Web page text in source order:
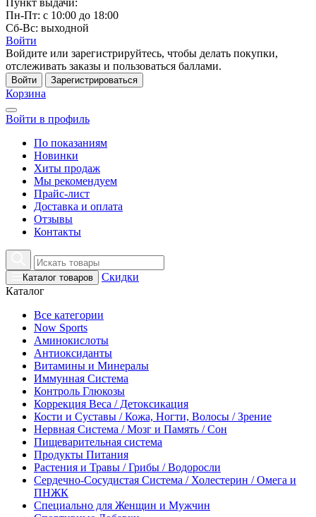
Пункт выдачи:
Пн-Пт: с 10:00 до 18:00
Сб-Вс: выходной
Войти
Войдите или зарегистрируйтесь, чтобы делать покупки,
отслеживать заказы и пользоваться баллами.
Войти Зарегистрироваться
Корзина
Войти в профиль
По показаниям
Новинки
Хиты продаж
Мы рекомендуем
Прайс-лист
Доставка и оплата
Отзывы
Контакты
Каталог товаров
Скидки
Каталог
Все категории
Now Sports
Аминокислоты
Антиоксиданты
Витамины и Минералы
Иммунная Система
Контроль Глюкозы
Коррекция Веса / Детоксикация
Кости и Суставы / Кожа, Ногти, Волосы / Зрение
Нервная Система / Мозг и Память / Сон
Пищеварительная система
Продукты Питания
Растения и Травы / Грибы / Водоросли
Сердечно-Сосудистая Система / Холестерин / Омега и
ПНЖК
Специально для Женщин и Мужчин